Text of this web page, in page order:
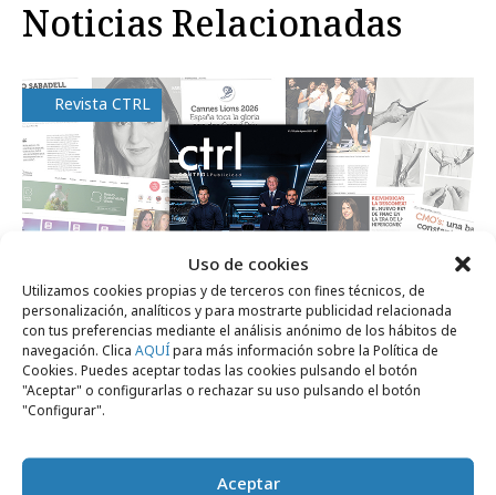
Uso de cookies
Utilizamos cookies propias y de terceros con fines técnicos, de
personalización, analíticos y para mostrarte publicidad relacionada
con tus preferencias mediante el análisis anónimo de los hábitos de
navegación. Clica AQUÍpara más información sobre la Política de
Cookies. Puedes aceptar todas las cookies pulsando el botón
"Aceptar" o configurarlas o rechazar su uso pulsando el botón
"Configurar".
Aceptar
Noticias Relacionadas
Revista CTRL
lunes, 13 de julio 2026
La revista Ctrl ControlPublicidad lanza su
nº de julio 2026